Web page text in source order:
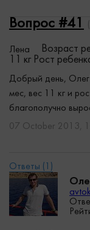
Вопрос #41
Лена Возраст
11 кг Рост
Добрый день,
мес, вес 11 кг и
благополучно
07 October 2013,